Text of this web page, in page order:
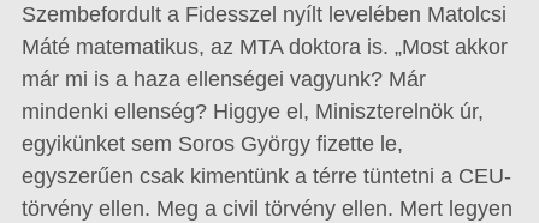
Szembefordult a Fidesszel nyílt levelében Matolcsi
Máté matematikus, az MTA doktora is. „Most akkor
már mi is a haza ellenségei vagyunk? Már
mindenki ellenség? Higgye el, Miniszterelnök úr,
egyikünket sem Soros György fizette le,
egyszerűen csak kimentünk a térre tüntetni a CEU-
törvény ellen. Meg a civil törvény ellen. Mert legyen